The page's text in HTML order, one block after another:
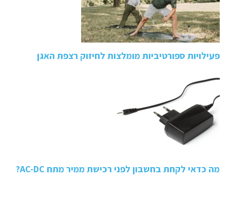
פעילויות ספורטיביות מומלצות לחיזוק רצפת האגן
מה כדאי לקחת בחשבון לפני רכישת ממיר מתח AC-DC?